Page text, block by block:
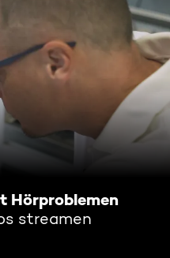
Hörproblemen
streamen